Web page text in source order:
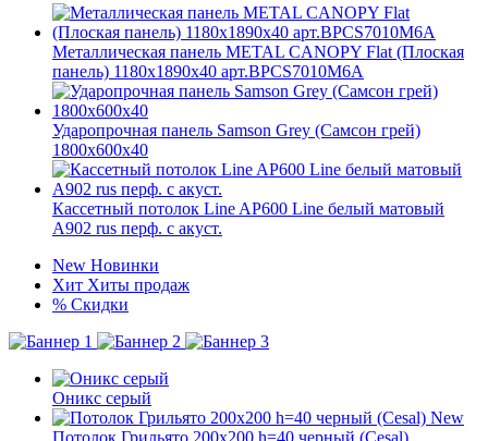
Металлическая панель METAL CANOPY Flat (Плоская
панель) 1180x1890x40 арт.BPCS7010M6A
Ударопрочная панель Samson Grey (Самсон грей)
1800x600x40
Кассетный потолок Line AP600 Line белый матовый
А902 rus перф. с акуст.
New Новинки
Хит Хиты продаж
% Скидки
Оникс серый
New
Потолок Грильято 200x200 h=40 черный (Cesal)